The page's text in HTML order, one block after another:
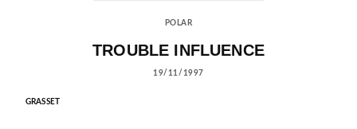
POLAR
TROUBLE INFLUENCE
19/11/1997
GRASSET